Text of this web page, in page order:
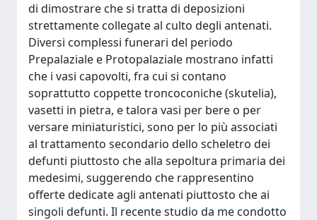
di dimostrare che si tratta di deposizioni
strettamente collegate al culto degli antenati.
Diversi complessi funerari del periodo
Prepalaziale e Protopalaziale mostrano infatti
che i vasi capovolti, fra cui si contano
soprattutto coppette troncoconiche (skutelia),
vasetti in pietra, e talora vasi per bere o per
versare miniaturistici, sono per lo più associati
al trattamento secondario dello scheletro dei
defunti piuttosto che alla sepoltura primaria dei
medesimi, suggerendo che rappresentino
offerte dedicate agli antenati piuttosto che ai
singoli defunti. Il recente studio da me condotto